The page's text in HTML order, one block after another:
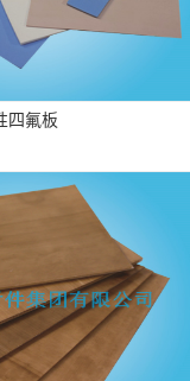
四氟板